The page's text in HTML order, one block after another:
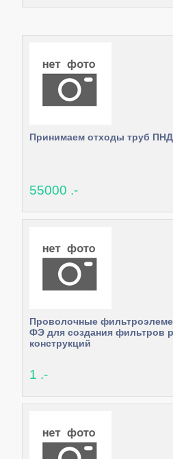
Принимаем отходы труб
55000 .-
Проволочные
ФЭ для создания фильтров
конструкций
1 .-